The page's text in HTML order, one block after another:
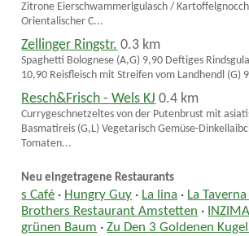
Zitrone Eierschwammerlgulasch /
Orientalischer C...
Zellinger Ringstr. 0.3 km
Spaghetti Bolognese (A,G) 9,90 Deftiges
10,90 Reisfleisch mit Streifen vom Landhendl (G)
Resch&Frisch - Wels KJ 0.4 km
Currygeschnetzeltes von der Putenbrust mit
Basmatireis (G,L) Vegetarisch Gemüse-
Tomaten...
Neu eingetragene Restaurants
s Café · Hungry Guy · La lina · La
Brothers Restaurant Amstetten · INZIMA
grünen Baum ·Zu Den 3 Goldenen